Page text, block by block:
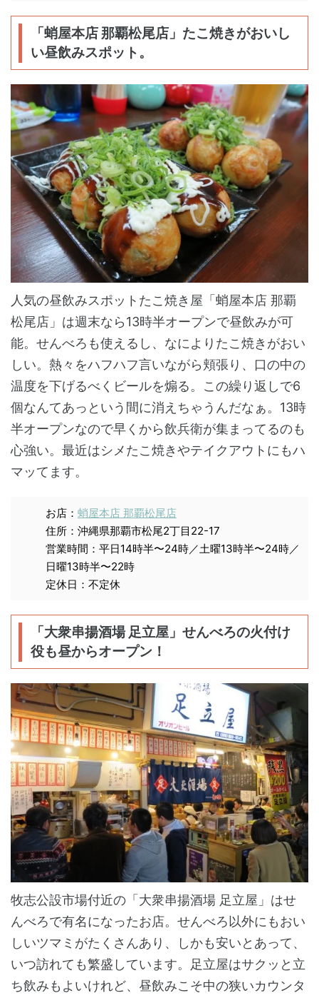
「蛸屋本店 那覇松尾店」たこ焼きがおいし
い昼飲みスポット。
人気の昼飲みスポットたこ焼き屋「蛸屋本店 那覇
松尾店」は週末なら13時半オープンで昼飲みが可
能。せんべろも使えるし、なによりたこ焼きがおい
しい。熱々をハフハフ言いながら頬張り、口の中の
温度を下げるべくビールを煽る。この繰り返しで6
個なんてあっという間に消えちゃうんだなぁ。13時
半オープンなので早くから飲兵衛が集まってるのも
心強い。最近はシメたこ焼きやテイクアウトにもハ
マッてます。
お店： 蛸屋本店 那覇松尾店
住所：沖縄県那覇市松尾2丁目22-17
営業時間：平日14時半〜24時／土曜13時半〜24時／
日曜13時半〜22時
定休日：不定休
「大衆串揚酒場 足立屋」せんべろの火付け
役も昼からオープン！
牧志公設市場付近の「大衆串揚酒場 足立屋」はせ
んべろで有名になったお店。せんべろ以外にもおい
しいツマミがたくさんあり、しかも安いとあって、
いつ訪れても繁盛しています。足立屋はサクッと立
ち飲みもよいけれど、昼飲みこそ中の狭いカウンタ